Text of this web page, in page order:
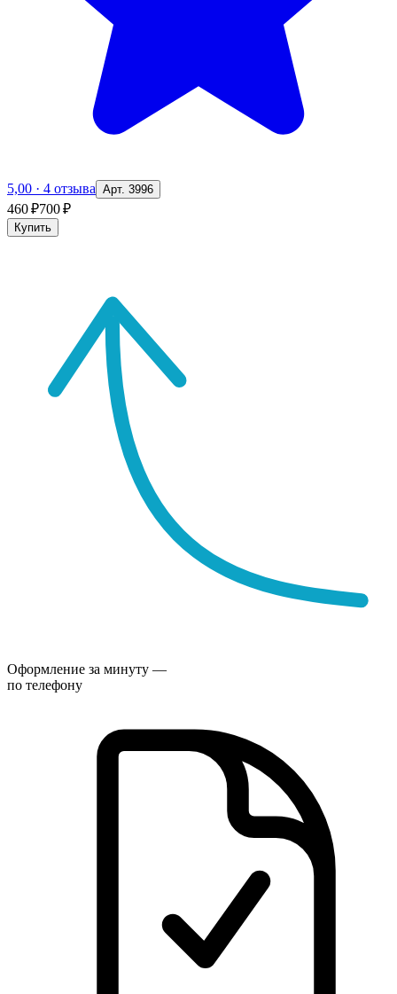
5,00 · 4 отзыва Арт. 3996
460 ₽700 ₽
Купить
Оформление за минуту —
по телефону